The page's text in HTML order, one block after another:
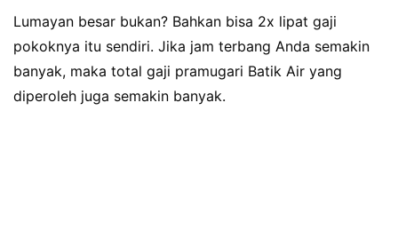
Lumayan besar bukan? Bahkan bisa 2x lipat gaji
pokoknya itu sendiri. Jika jam terbang Anda semakin
banyak, maka total gaji pramugari Batik Air yang
diperoleh juga semakin banyak.